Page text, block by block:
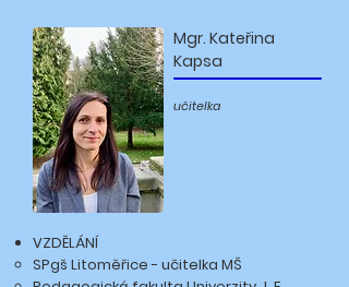
Mgr. Kateřina
Kapsa
učitelka
VZDĚLÁNÍ
SPgš Litoměřice - učitelka MŠ